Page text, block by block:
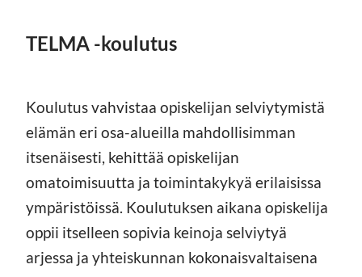
TELMA -koulutus
Koulutus vahvistaa opiskelijan selviytymistä
elämän eri osa-alueilla mahdollisimman
itsenäisesti, kehittää opiskelijan
omatoimisuutta ja toimintakykyä erilaisissa
ympäristöissä. Koulutuksen aikana opiskelija
oppii itselleen sopivia keinoja selviytyä
arjessa ja yhteiskunnan kokonaisvaltaisena